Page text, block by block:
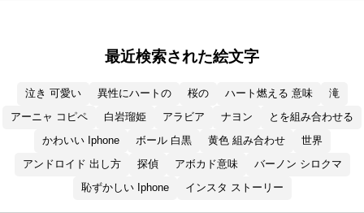
最近検索された絵文字
泣き 可愛い 異性にハートの 桜の ハート燃える 意味
滝
アーニャ コピペ
白岩瑠姫 アラビア ナヨン
とを組み合わせる
かわいい Iphone
ボール 白黒 黄色 組み合わせ
世界
アンドロイド 出し方
探偵 アボカド意味
バーノン シロクマ
恥ずかしい Iphone
インスタ ストーリー